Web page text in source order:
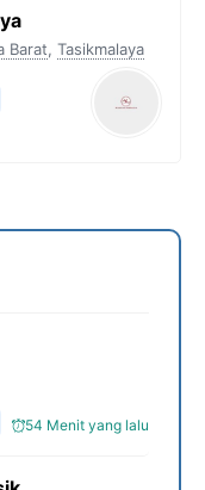
Barat, Tasikmalaya
54 Menit yang lalu